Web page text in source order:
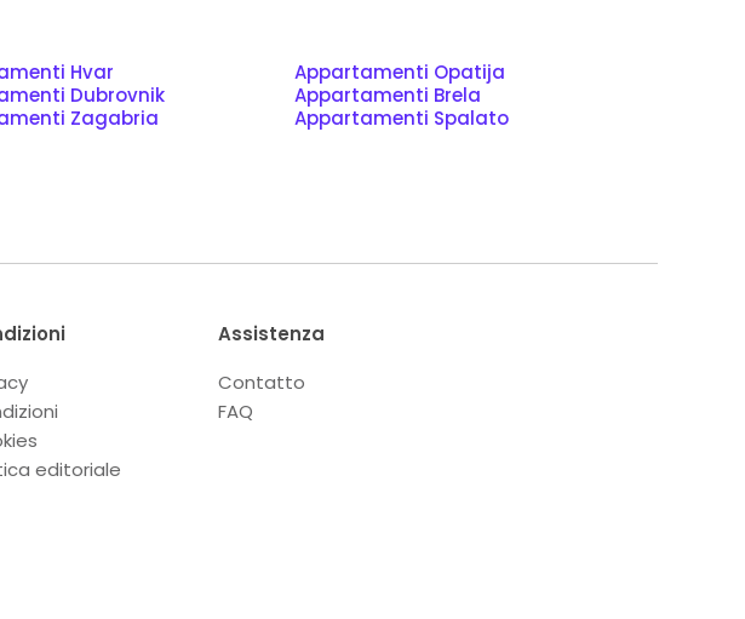
Hvar
Appartamenti Opatija
Dubrovnik
Appartamenti Brela
Zagabria
Appartamenti Spalato
editoriale
Assistenza
Contatto
FAQ